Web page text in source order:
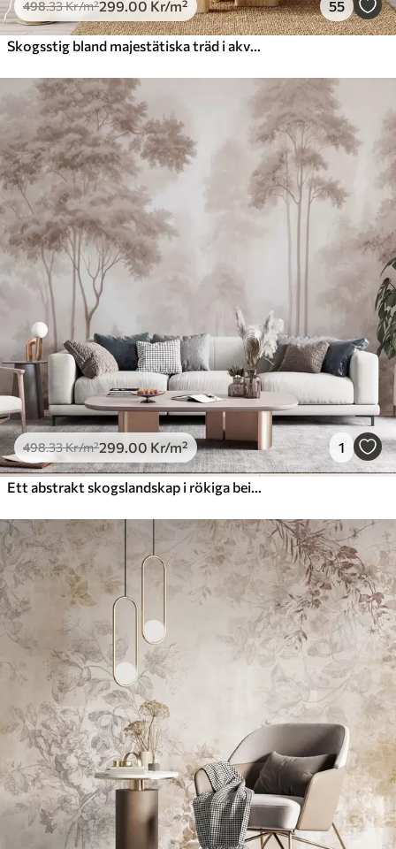
498.33Kr/m²299.00 Kr/m² 55
Skogsstig bland majestätiska träd i akvarellstil
498.33Kr/m²299.00 Kr/m² 1
Ett abstrakt skogslandskap i rökiga beige nyanser med en känsla av djup